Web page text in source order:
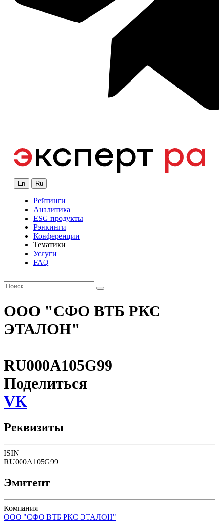
En Ru
Рейтинги
Аналитика
ESG продукты
Рэнкинги
Конференции
Тематики
Услуги
FAQ
ООО "СФО ВТБ РКС
ЭТАЛОН"
RU000A105G99
Поделиться
VK
Реквизиты
ISIN
RU000A105G99
Эмитент
Компания
ООО "СФО ВТБ РКС ЭТАЛОН"